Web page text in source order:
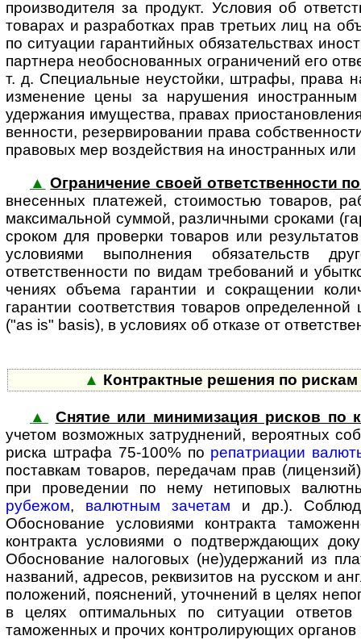
про­из­во­ди­теля за продукт. Условия об
товарах и разработках прав третьих лиц на
по ситуации гарантийных обязательствах
партнера необо­сно­ван­ных ограни­чений его
т. д. Специальные неустойки, штрафы, права
изменение цены за нарушения ино­стран­ным
удержания имущества, правах
венности, резервировании права
правовых мер воздействия на ино­стран­ных или
▲ Ограничение своей ответст­вен­ности
внесенных платежей, стоимостью товаров,
макси­мальной суммой, различными сроками
сроком для проверки товаров или
условиями выполнения обязательств
ответственности по видам требований и
чениях объема гарантии и сокращении
гарантии соответствия товаров
("as is" basis), в условиях об отказе от
▲ Контрактные решения по
▲
Снятие или минимизация рисков по
учетом воз­мож­ных затруд­нений, вероятных
риска штрафа 75-100% по репатриации
поставкам товаров, передачам прав
при проведении по нему нетиповых
рубежом, валютным зачетам и др.).
Обоснование условиями контракта
контракта условиями о подтверж­дающих
Обоснование налоговых (не)удержаний из
названий, адресов, реквизитов на русском и
положений, пояснений, уточнений в целях
в целях оптимальных по ситуации
таможенных и прочих конт­ро­ли­ру­ю­щих